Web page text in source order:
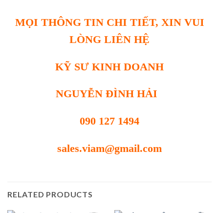
MỌI THÔNG TIN CHI TIẾT, XIN VUI
LÒNG LIÊN HỆ
KỸ SƯ KINH DOANH
NGUYỄN ĐÌNH HẢI
090 127 1494
sales.viam@gmail.com
RELATED PRODUCTS